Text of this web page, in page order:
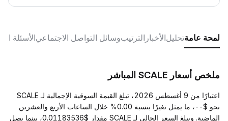
لمحة عامةتحليلالأخبار الترتيبوسائل التواصل الاجتماعيالأسئلة
ملخص أسعار SCALE المباشر
اعتبارًا من 9 أغسطس 2026، تبلغ القيمة السوقية الإجمالية لـ SCALE
نحو $--، ما يمثل تغيرًا بنسبة 0.00% خلال الساعات الأربع والعشرين
الماضية. ويبلغ السعر الحالي لـ SCALE مقدار $0.01183536، بينما يصل